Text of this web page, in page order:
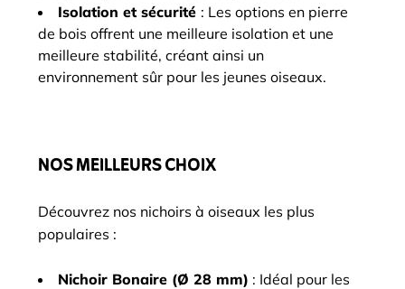
Isolation et sécurité : Les options en pierre
de bois offrent une meilleure isolation et une
meilleure stabilité, créant ainsi un
environnement sûr pour les jeunes oiseaux.
NOS MEILLEURS CHOIX
Découvrez nos nichoirs à oiseaux les plus
populaires :
Nichoir Bonaire (Ø 28 mm) : Idéal pour les